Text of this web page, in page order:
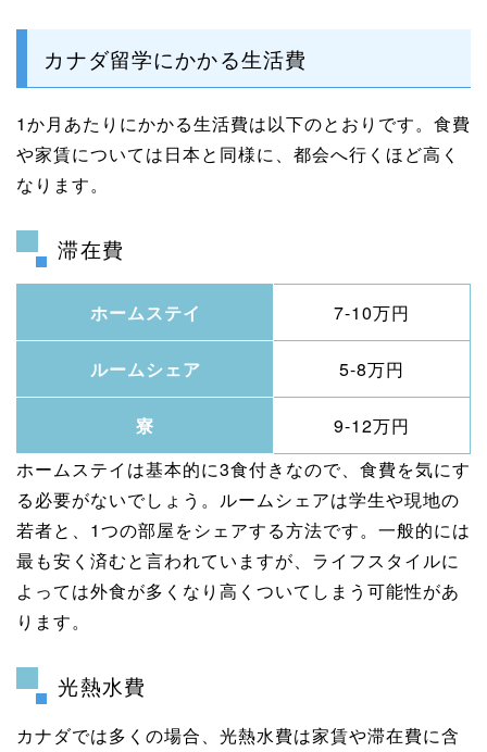
カナダ留学にかかる生活費
1か月あたりにかかる生活費は以下のとおりです。食費
や家賃については日本と同様に、都会へ行くほど高く
なります。
滞在費
ホームステイ 7-10万円
ルームシェア 5-8万円
寮
9-12万円
ホームステイは基本的に3食付きなので、食費を気にす
る必要がないでしょう。ルームシェアは学生や現地の
若者と、1つの部屋をシェアする方法です。一般的には
最も安く済むと言われていますが、ライフスタイルに
よっては外食が多くなり高くついてしまう可能性があ
ります。
光熱水費
カナダでは多くの場合、光熱水費は家賃や滞在費に含